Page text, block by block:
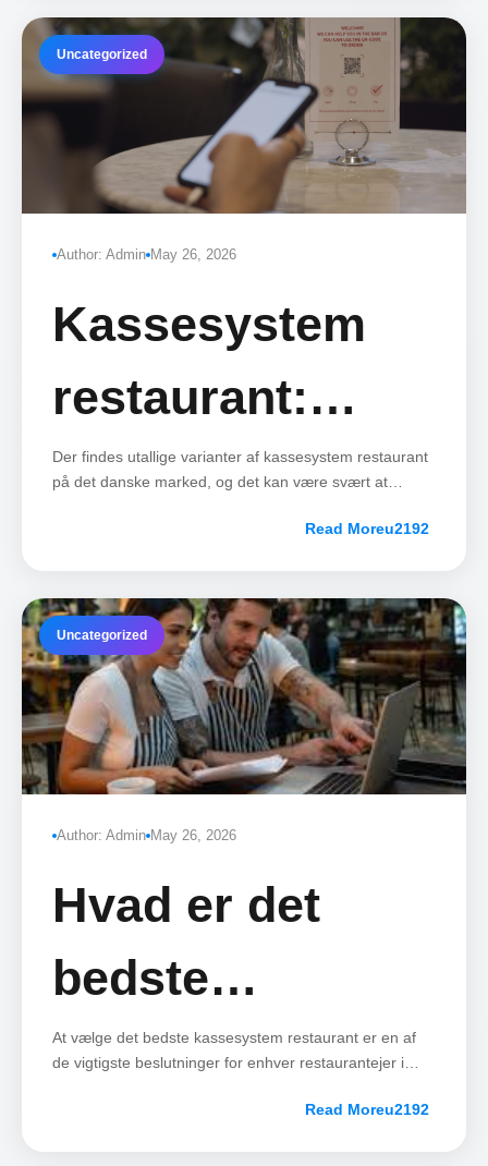
Uncategorized
Author: Admin May 26, 2026
Kassesystem
restaurant:
Hvilken løsning
passer til din
spisested
Der findes utallige varianter af kassesystem restaurant
på det danske marked, og det kan være svært at
Read More
Uncategorized
Author: Admin May 26, 2026
Hvad er det
bedste
kassesystem
restaurant i
At vælge det bedste kassesystem restaurant er en af
de vigtigste beslutninger for enhver restaurantejer i
Read More